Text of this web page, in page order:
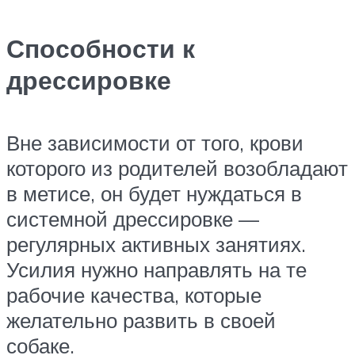
Способности к
дрессировке
Вне зависимости от того, крови
которого из родителей возобладают
в метисе, он будет нуждаться в
системной дрессировке —
регулярных активных занятиях.
Усилия нужно направлять на те
рабочие качества, которые
желательно развить в своей
собаке.